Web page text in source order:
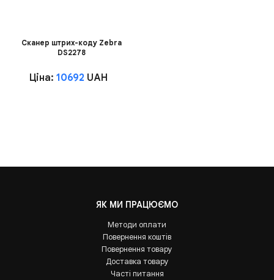
Сканер штрих-коду Zebra
DS2278
Ціна: 10692 UAH
ЯК МИ ПРАЦЮЄМО
Методи оплати
Повернення коштів
Повернення товару
Доставка товару
Часті питання